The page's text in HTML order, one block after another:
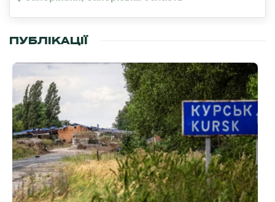
ПУБЛІКАЦІЇ